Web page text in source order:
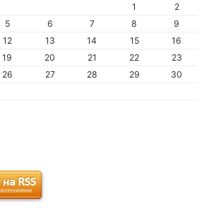
1
2
5 6 7 8
9
12 13 14 15
16
19 20 21 22
23
26 27 28 29
30